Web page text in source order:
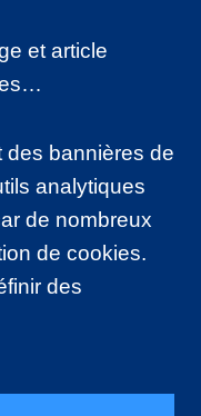
et article
des bannières de
analytiques
de nombreux
de cookies.
des